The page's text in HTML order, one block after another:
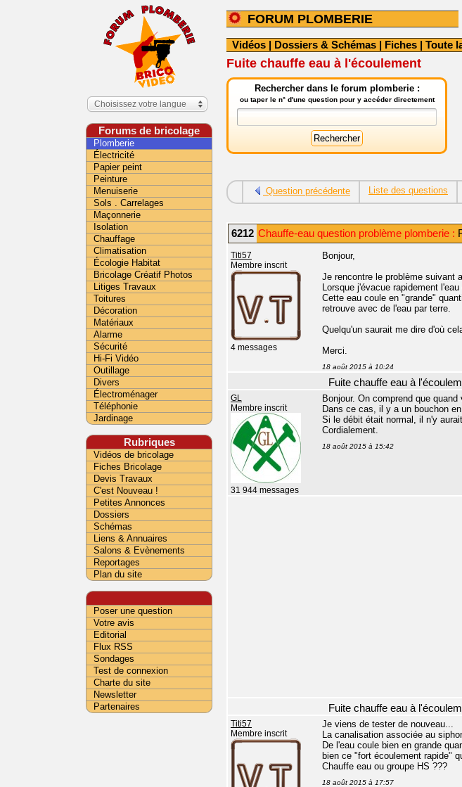
FORUM PLOMBERIE
Vidéos | Dossiers & Schémas | Fiches | Toute
Fuite chauffe eau à l'écoulement
Rechercher dans le forum plomberie :
ou taper le n° d'une question pour y accéder directement
Question précédente Liste des questions
6212 Chauffe-eau question problème plomberie :
Titi57
Membre inscrit
4 messages
Bonjour,
Je rencontre le problème suivant
Lorsque j'évacue rapidement
Cette eau coule en "grande"
retrouve avec de l'eau par terre.
Quelqu'un saurait me dire d'où
Merci.
18 août 2015 à 10:24
Fuite chauffe eau à
GL
Membre inscrit
31 944 messages
Bonjour. On comprend que
Dans ce cas, il y a un bouchon
Si le débit était normal, il n'y
Cordialement.
18 août 2015 à 15:42
Fuite chauffe eau à
Titi57
Membre inscrit
Je viens de tester de nouveau...
La canalisation associée au
De l'eau coule bien en grande
bien ce "fort écoulement rapide"
Chauffe eau ou groupe HS ???
18 août 2015 à 17:57
Choisissez votre langue
Forums de bricolage
Plomberie
Électricité
Papier peint
Peinture
Menuiserie
Sols . Carrelages
Maçonnerie
Isolation
Chauffage
Climatisation
Écologie Habitat
Bricolage Créatif Photos
Litiges Travaux
Toitures
Décoration
Matériaux
Alarme
Sécurité
Hi-Fi Vidéo
Outillage
Divers
Électroménager
Téléphonie
Jardinage
Rubriques
Vidéos de bricolage
Fiches Bricolage
Devis Travaux
C'est Nouveau !
Petites Annonces
Dossiers
Schémas
Liens & Annuaires
Salons & Evènements
Reportages
Plan du site
Poser une question
Votre avis
Editorial
Flux RSS
Sondages
Test de connexion
Charte du site
Newsletter
Partenaires